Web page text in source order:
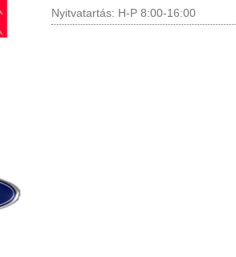
Nyitvatartás: H-P 8:00-16:00